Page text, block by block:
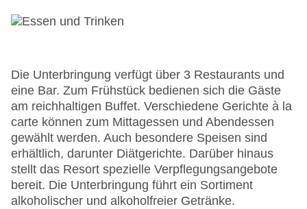
Hoteleröffnung: 1969
Letzte umfassende Renovierung: 2006
Lift
Anzahl der Konferenzräume: 3
Anzahl der Aufzüge: 1
Haustiere auf Anfrage: ohne Gebühr
Zimmerservice
Sonnenterrasse
Gesamtanzahl der Stockwerke: 2
Gesamtanzahl der Zimmer: 220
Die Unterbringung verfügt über 3 Restaurants und
eine Bar. Zum Frühstück bedienen sich die Gäste
am reichhaltigen Buffet. Verschiedene Gerichte à la
carte können zum Mittagessen und Abendessen
gewählt werden. Auch besondere Speisen sind
erhältlich, darunter Diätgerichte. Darüber hinaus
stellt das Resort spezielle Verpflegungsangebote
bereit. Die Unterbringung führt ein Sortiment
alkoholischer und alkoholfreier Getränke.